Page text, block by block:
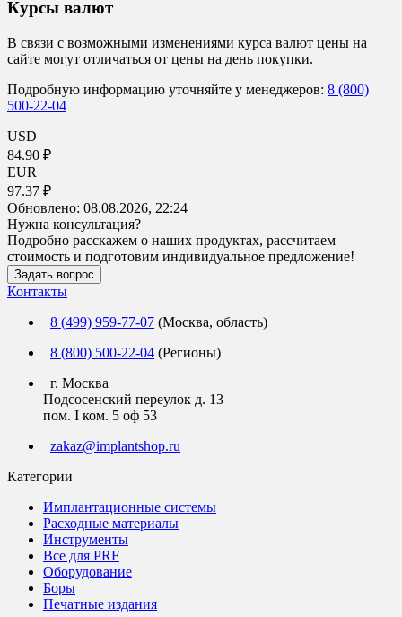
Курсы валют
В связи с возможными изменениями курса валют цены на
сайте могут отличаться от цены на день покупки.
Подробную информацию уточняйте у менеджеров: 8 (800)
500-22-04
USD
84.90 ₽
EUR
97.37 ₽
Обновлено: 08.08.2026, 22:24
Нужна консультация?
Подробно расскажем о наших продуктах, рассчитаем
стоимость и подготовим индивидуальное предложение!
Задать вопрос
Контакты
8 (499) 959-77-07 (Москва, область)
8 (800) 500-22-04 (Регионы)
г. Москва
Подсосенский переулок д. 13
пом. I ком. 5 оф 53
zakaz@implantshop.ru
Категории
Имплантационные системы
Расходные материалы
Инструменты
Все для PRF
Оборудование
Боры
Печатные издания